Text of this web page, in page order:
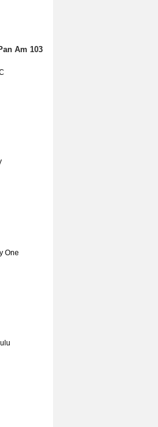
Am 103
One